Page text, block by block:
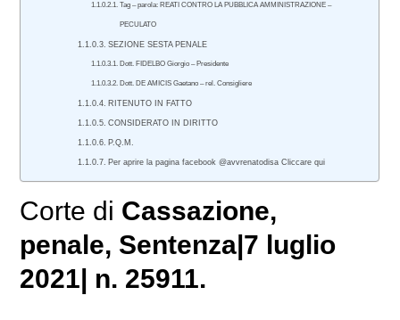
Tag – parola: REATI CONTRO LA PUBBLICA AMMINISTRAZIONE –
PECULATO
SEZIONE SESTA PENALE
Dott. FIDELBO Giorgio – Presidente
Dott. DE AMICIS Gaetano – rel. Consigliere
RITENUTO IN FATTO
CONSIDERATO IN DIRITTO
P.Q.M.
Per aprire la pagina facebook @avvrenatodisa Cliccare qui
Corte di Cassazione,
penale, Sentenza|7 luglio
2021| n. 25911.